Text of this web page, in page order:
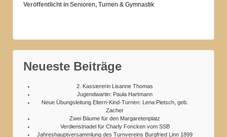
Veröffentlicht in Senioren, Turnen & Gymnastik
Neueste Beiträge
2. Kassiererin Lisanne Thomas
Jugendwartin: Paula Hartmann
Neue Übungsleitung Eltern-Kind-Turnen: Lena Pietsch, geb.
Zacher
Zwei Bäume für den Margaretenplatz
Verdienstnadel für Charly Foncken vom SSB
Jahreshauptversammlung des Turnvereins Burgfried Linn 1899